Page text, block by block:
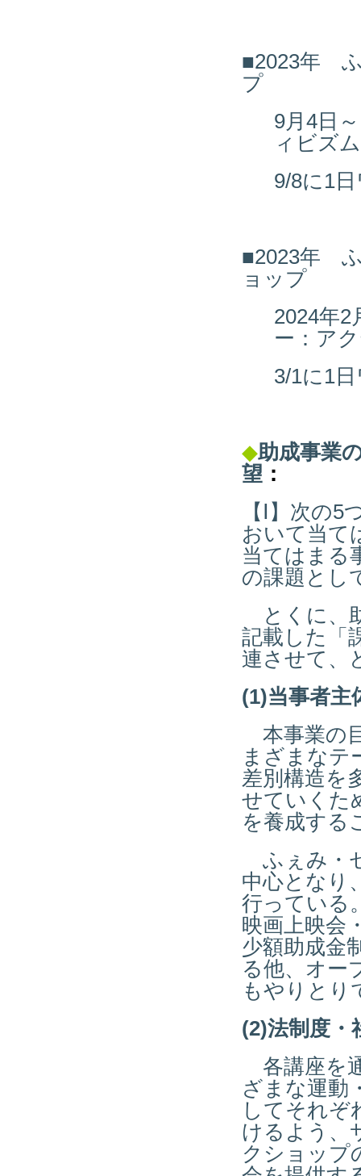
■2023年
プ
9月4日
ィビズ
9/8に1
■2023年
ョップ
2024年2
ー：ア
3/1に1
◆助成事業
望 ：
【Ⅰ】次の
おいて当て
当てはまる
の課題とし
とくに、
記載した「
連させて、
(1)当事者主
本事業の
まざまなテ
差別構造を
せていくた
を養成する
ふぇみ・
中心となり
行っている
映画上映会
少額助成金
る他、オー
もやりとり
(2)法制度・
各講座を
ざまな運動
してそれぞ
けるよう、
クショップ